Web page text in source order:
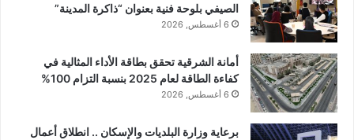
الصيفي بلوحة فنية بعنوان “ذاكرة المدينة”
6 أغسطس, 2026
أمانة الشرقية تحقق بطاقة الأداء المثالية في
كفاءة الطاقة لعام 2025 بنسبة التزام 100%
6 أغسطس, 2026
برعاية وزارة البلديات والإسكان .. انطلاق أعمال